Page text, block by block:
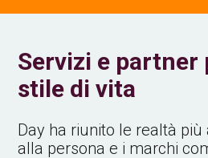
Servizi e partner
stile di vita
Day ha riunito le realtà
alla persona e i marchi